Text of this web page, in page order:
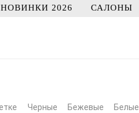
НОВИНКИ 2026 САЛОНЫ
Черные Бежевые Белые